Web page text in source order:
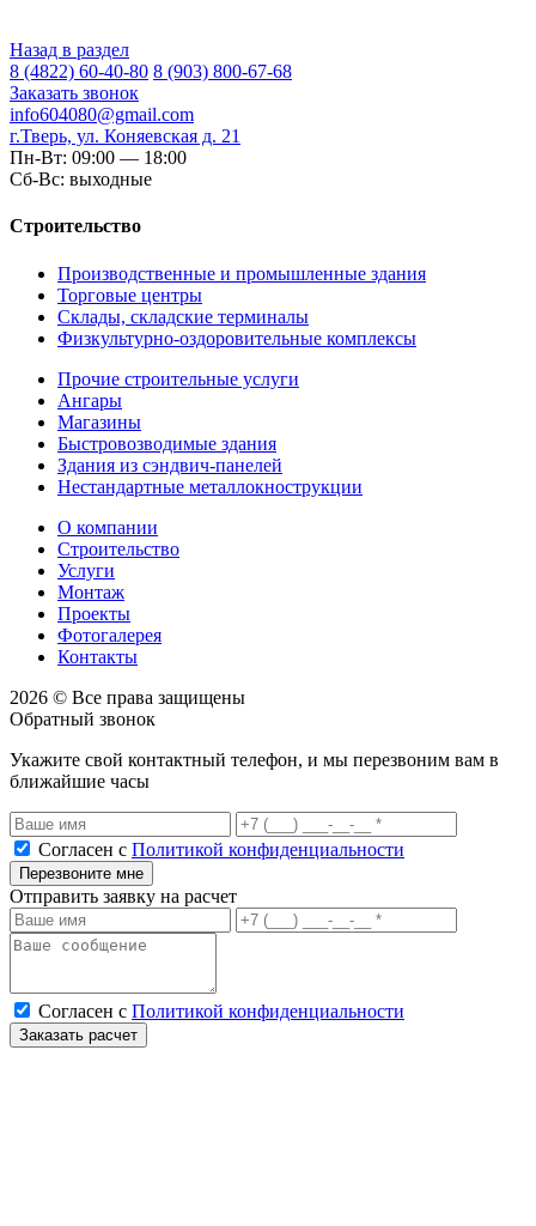
Назад в раздел
8 (4822) 60-40-80 8 (903) 800-67-68
Заказать звонок
info604080@gmail.com
г.Тверь, ул. Коняевская д. 21
Пн-Вт: 09:00 — 18:00
Сб-Вс: выходные
Строительство
Производственные и промышленные здания
Торговые центры
Склады, складские терминалы
Физкультурно-оздоровительные комплексы
Прочие строительные услуги
Ангары
Магазины
Быстровозводимые здания
Здания из сэндвич-панелей
Нестандартные металлокнострукции
О компании
Строительство
Услуги
Монтаж
Проекты
Фотогалерея
Контакты
2026 © Все права защищены
Обратный звонок
Укажите свой контактный телефон, и мы перезвоним вам в
ближайшие часы
Согласен с Политикой конфиденциальности
Перезвоните мне
Отправить заявку на расчет
Согласен с Политикой конфиденциальности
Заказать расчет